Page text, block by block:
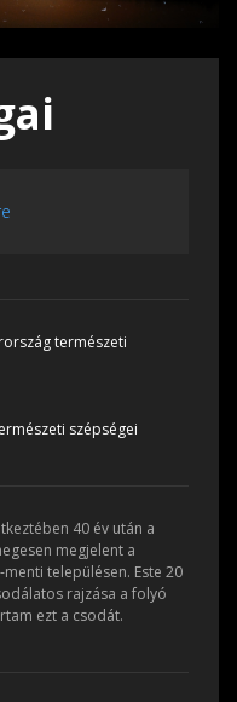
természeti
szépségei
40 év után a
megjelent a
településen. Este 20
rajzása a folyó
ezt a csodát.